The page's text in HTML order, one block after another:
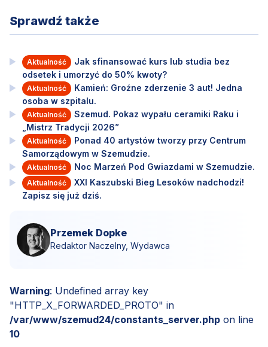
Sprawdź także
Aktualność
Jak sfinansować kurs lub studia bez
odsetek i umorzyć do 50% kwoty?
Aktualność
Kamień: Groźne zderzenie 3 aut! Jedna
osoba w szpitalu.
Aktualność
Szemud. Pokaz wypału ceramiki Raku i
„Mistrz Tradycji 2026”
Aktualność
Ponad 40 artystów tworzy przy Centrum
Samorządowym w Szemudzie.
Aktualność Noc Marzeń Pod Gwiazdami w Szemudzie.
Aktualność
XXI Kaszubski Bieg Lesoków nadchodzi!
Zapisz się już dziś.
Przemek Dopke
Redaktor Naczelny, Wydawca
Warning: Undefined array key
"HTTP_X_FORWARDED_PROTO" in
/var/www/szemud24/constants_server.php on line
10